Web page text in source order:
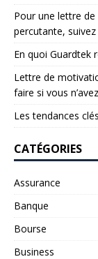
Pour une lettre
percutante,
En quoi Guardtek
Lettre de
faire si vous
Les tendances
CATÉGORIES
Assurance
Banque
Bourse
Business